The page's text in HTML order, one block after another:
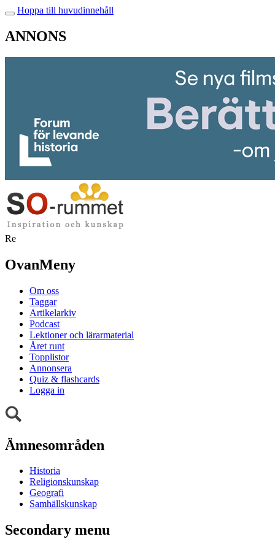
Hoppa till huvudinnehåll
ANNONS
Re
OvanMeny
Om oss
Taggar
Artikelarkiv
Podcast
Lektioner och lärarmaterial
Året runt
Topplistor
Annonsera
Quiz & flashcards
Logga in
Ämnesområden
Historia
Religionskunskap
Geografi
Samhällskunskap
Secondary menu